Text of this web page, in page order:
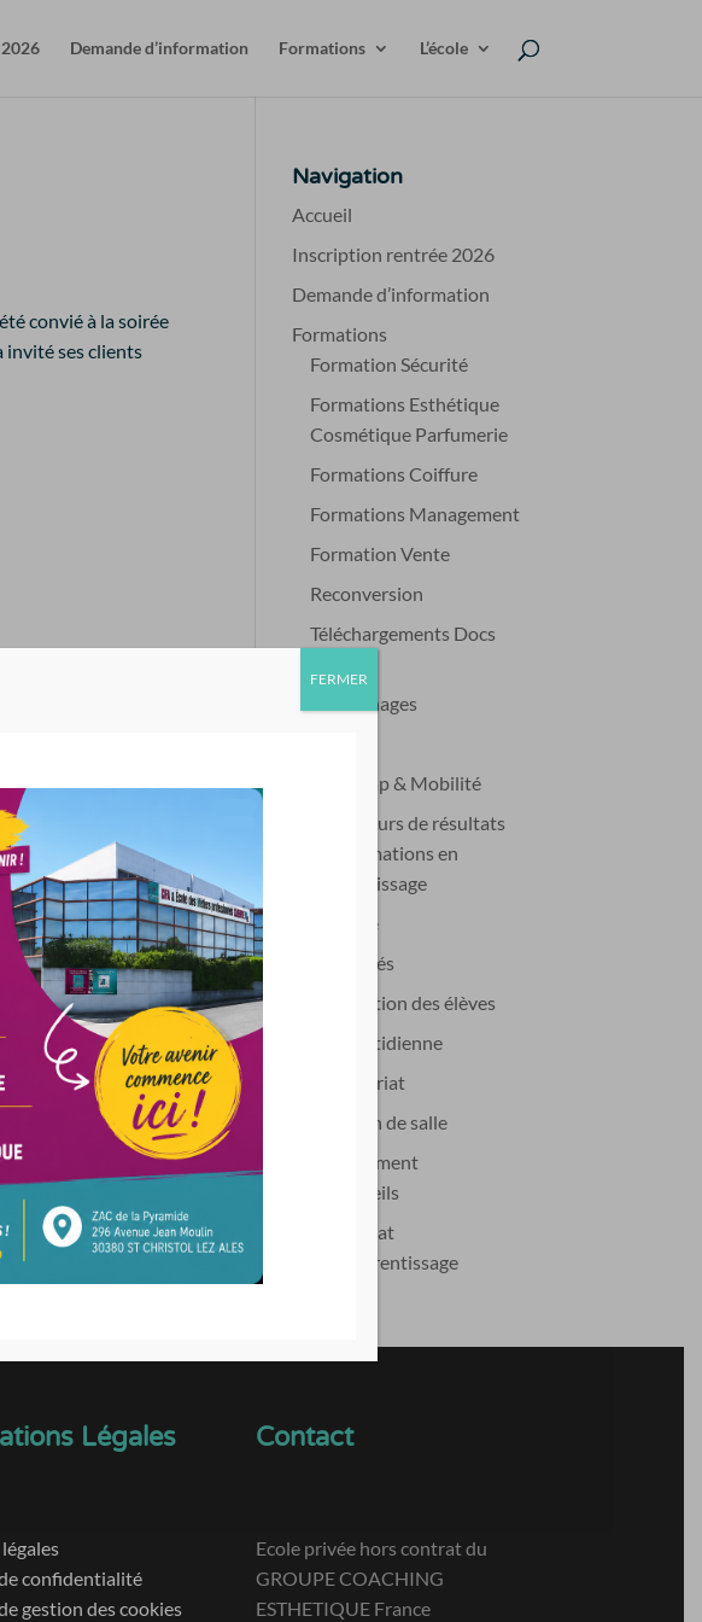
Demande d’information Formations L’école
convié à la soirée
invité ses clients
le plus grand
Navigation
Accueil
Inscription rentrée 2026
Demande d’information
Formations
Formation Sécurité
Formations Esthétique
Cosmétique Parfumerie
Formations Coiffure
Formations Management
Formation Vente
Reconversion
Téléchargements Docs
L’école
Témoignages
Handicap & Mobilité
Indicateurs de résultats
des formations en
apprentissage
Pronote
Actualités
Association des élèves
Vie quotidienne
Partenariat
Location de salle
Financement
Conseils
Contrat
d’apprentissage
Légales
confidentialité
gestion des cookies
Contact
Ecole privée hors contrat du
GROUPE COACHING
ESTHETIQUE France
FERMER